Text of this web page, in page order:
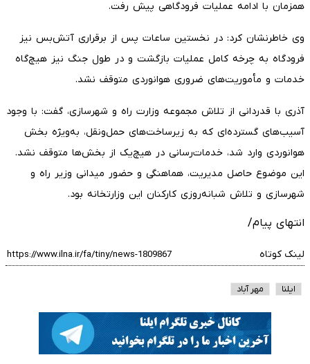
همزمان با ادامه عملیات فرودگاهی پیش رفت.
وی خاطرنشان کرد: در نخستین ساعات پس از برقراری آتش‌بس نیز
فرودگاه به چرخه کامل عملیات بازگشت و در طول جنگ نیز هیچ‌گاه
خدمات و مأموریت‌های ضروری هوانوردی متوقف نشد.
آذری با قدردانی از تلاش مجموعه وزارت راه و شهرسازی، گفت: با وجود
آسیب‌های گسترده‌ای که به زیرساخت‌های حمل‌ونقل، به‌ویژه بخش
هوانوردی وارد شد، خدمات‌رسانی در هیچ‌یک از بخش‌ها متوقف نشد.
این موضوع حاصل مدیریت، هماهنگی و حضور میدانی وزیر راه و
شهرسازی و تلاش شبانه‌روزی کارکنان این وزارتخانه بود.
انتهای پیام/
لینک کوتاه
ایلنا مهر آباد